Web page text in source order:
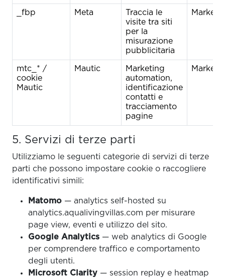
_fbp Meta
Traccia le
visite tra siti
per la
misurazione
pubblicitaria
mtc_* /
cookie
Mautic
Mautic
Marketing
automation,
identificazione
contatti e
tracciamento
pagine
5. Servizi di terze parti
Utilizziamo le seguenti categorie di servizi di terze
parti che possono impostare cookie o raccogliere
identificativi simili:
Matomo — analytics self-hosted su
analytics.aqualivingvillas.com per misurare
page view, eventi e utilizzo del sito.
Google Analytics — web analytics di Google
per comprendere traffico e comportamento
degli utenti.
Microsoft Clarity — session replay e heatmap